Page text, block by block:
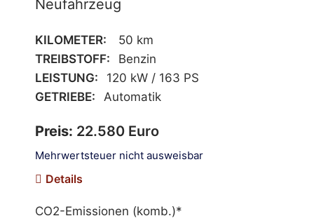
Neufahrzeug
KILOMETER:
50 km
TREIBSTOFF: Benzin
LEISTUNG: 120 kW / 163 PS
GETRIEBE: Automatik
Preis: 22.580 Euro
Mehrwertsteuer nicht ausweisbar
Details
CO2-Emissionen (komb.)*